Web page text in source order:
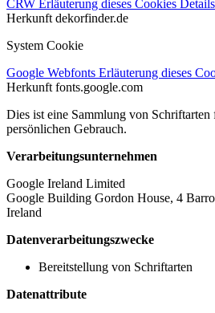
CRW Erläuterung dieses Cookies
Details
Herkunft dekorfinder.de
System Cookie
Google Webfonts Erläuterung dieses
Herkunft fonts.google.com
Dies ist eine Sammlung von
persönlichen Gebrauch.
Verarbeitungsunternehmen
Google Ireland Limited
Google Building Gordon House, 4
Ireland
Datenverarbeitungszwecke
Bereitstellung von Schriftarten
Datenattribute